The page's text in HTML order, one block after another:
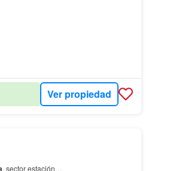
Ver propiedad
, sector estación…